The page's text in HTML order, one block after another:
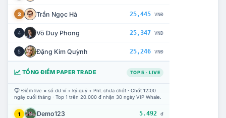
3 Trần Ngọc Hà 25,445 VNĐ
4 Võ Duy Phong 25,347 VNĐ
5 Đặng Kim Quỳnh 25,246 VNĐ
TỔNG ĐIỂM PAPER TRADE TOP 5 · LIVE
Điểm live = số dư ví + ký quỹ + PnL chưa chốt · Chốt 12:00
ngày cuối tháng · Top 1 trên 20.000 đ nhận 30 ngày VIP Whale.
1 Demo123 5.492 đ